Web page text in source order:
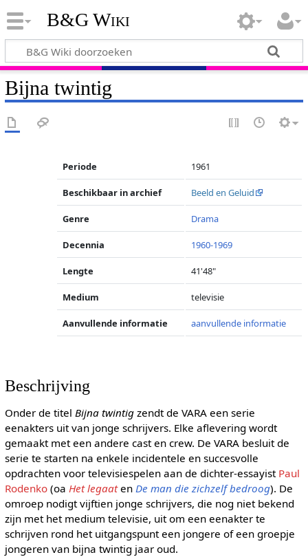
B&G Wiki
Bijna twintig
Periode 1961
Beschikbaar in archief Beeld en Geluid
Genre Drama
Decennia 1960-1969
Lengte 41'48"
Medium televisie
Aanvullende informatie aanvullende informatie
Beschrijving
Onder de titel Bijna twintigzendt de VARA een serie
eenakters uit van jonge schrijvers. Elke aflevering wordt
gemaakt met een andere cast en crew. De VARA besluit de
serie te starten na enkele incidentele en succesvolle
opdrachten voor televisiespelen aan de dichter-essayist Paul
Rodenko(oa Het legaaten De man die zichzelf bedroog). De
omroep nodigt vijftien jonge schrijvers, die nog niet bekend
zijn met het medium televisie, uit om een eenakter te
schrijven rond het uitgangspunt een jongere of een groepje
jongeren van bijna twintig jaar oud.